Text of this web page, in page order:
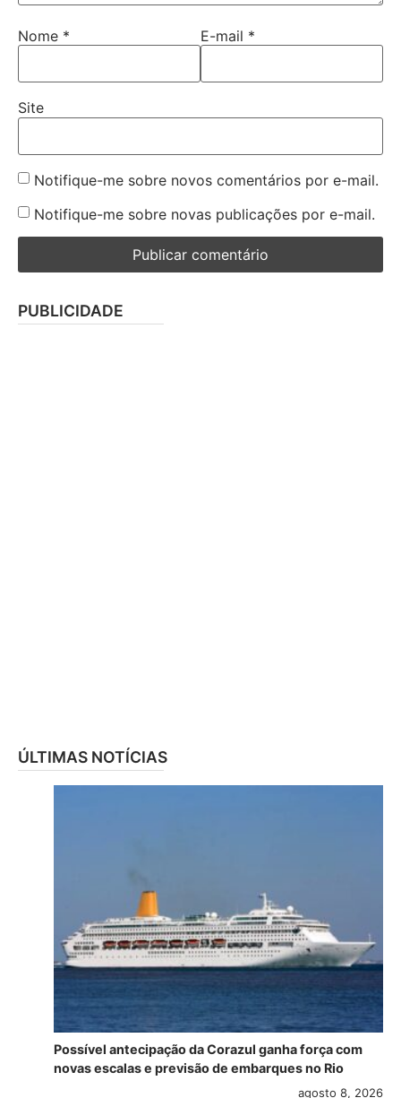
Nome * E-mail *
Site
Notifique-me sobre novos comentários por e-mail.
Notifique-me sobre novas publicações por e-mail.
PUBLICIDADE
ÚLTIMAS NOTÍCIAS
Possível antecipação da Corazul ganha força com
novas escalas e previsão de embarques no Rio
agosto 8, 2026